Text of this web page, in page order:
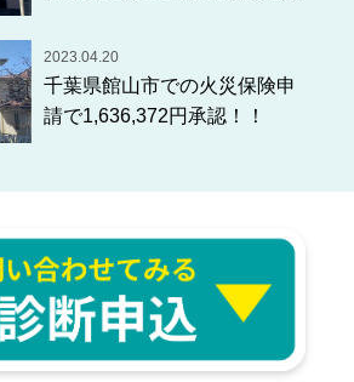
2023.04.20
千葉県館山市での火災保険申
請で1,636,372円承認！！